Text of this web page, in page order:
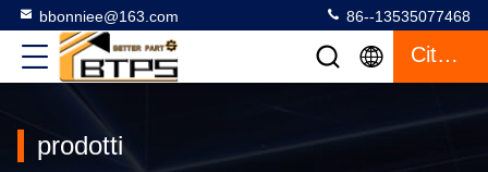
bbonniee@163.com 86--13535077468
Citazione
prodotti